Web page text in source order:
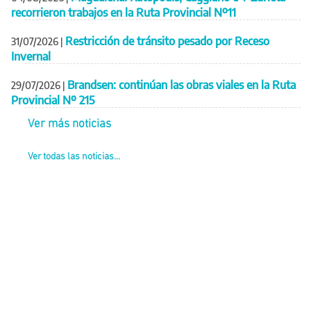
recorrieron trabajos en la Ruta Provincial Nº11
31/07/2026 | Restricción de tránsito pesado por Receso
Invernal
29/07/2026 | Brandsen: continúan las obras viales en la Ruta
Provincial Nº 215
Ver más noticias
Ver todas las noticias...